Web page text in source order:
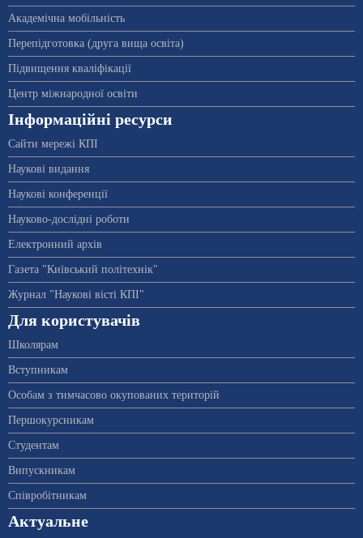
Академічна мобільність
Перепідготовка (друга вища освіта)
Підвищення кваліфікації
Центр міжнародної освіти
Інформаційні ресурси
Сайти мережі КПІ
Наукові видання
Наукові конференції
Науково-дослідні роботи
Електронний архів
Газета "Київський політехнік"
Журнал "Наукові вісті КПІ"
Для користувачів
Школярам
Вступникам
Особам з тимчасово окупованих територій
Першокурсникам
Студентам
Випускникам
Співробітникам
Актуальне